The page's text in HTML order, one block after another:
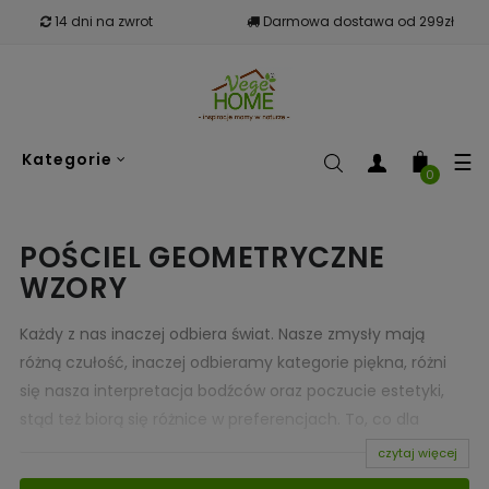
14 dni na zwrot Darmowa dostawa od 299zł
Kategorie ☰
0
POŚCIEL GEOMETRYCZNE
WZORY
Każdy z nas inaczej odbiera świat. Nasze zmysły mają
różną czułość, inaczej odbieramy kategorie piękna, różni
się nasza interpretacja bodźców oraz poczucie estetyki,
jednego będzie piękne, dla innego stanowić będzie
synonim brzydoty. Prawdopodobnie właśnie dlatego świat
czytaj więcej